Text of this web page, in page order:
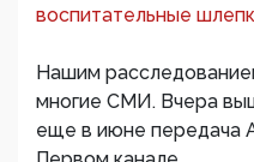
воспитательные
Нашим
многие СМИ. Вчера
еще в июне передача